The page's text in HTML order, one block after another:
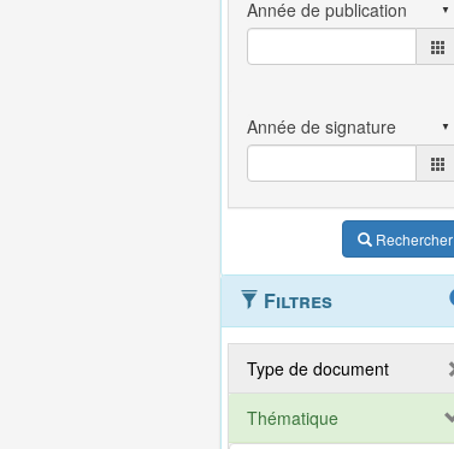
Rechercher
Filtres
Type de document
Thématique